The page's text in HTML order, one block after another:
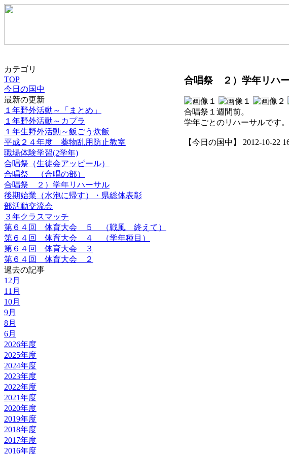
カテゴリ
TOP
今日の国中
最新の更新
１年野外活動～「まとめ」
１年野外活動～カプラ
１年生野外活動～飯ごう炊飯
平成２４年度 薬物乱用防止教室
職場体験学習(2学年)
合唱祭（生徒会アッピール）
合唱祭 （合唱の部）
合唱祭 ２）学年リハーサル
後期始業（水泡に帰す）・県総体表彰
部活動交流会
３年クラスマッチ
第６４回 体育大会 ５ （戦風 終えて）
第６４回 体育大会 ４ （学年種目）
第６４回 体育大会 ３
第６４回 体育大会 ２
過去の記事
12月
11月
10月
9月
8月
6月
2026年度
2025年度
2024年度
2023年度
2022年度
2021年度
2020年度
2019年度
2018年度
2017年度
2016年度
合唱祭 ２）学年リハ
合唱祭１週間前。
学年ごとのリハーサルです
【今日の国中】 2012-10-22